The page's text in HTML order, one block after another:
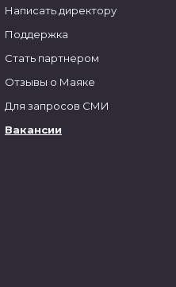
Написать директору
Поддержка
Стать партнером
Отзывы о Маяке
Для запросов СМИ
Вакансии